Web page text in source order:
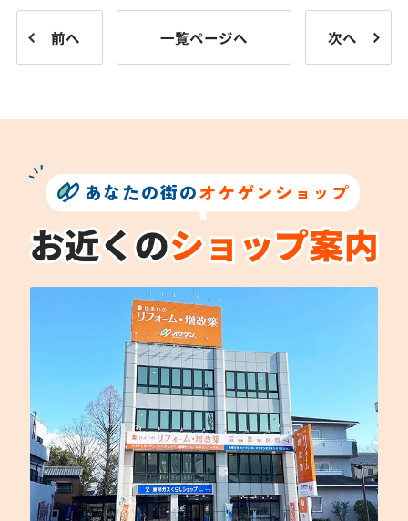
前へ 一覧ページへ 次へ
あなたの街のオケゲンショップ